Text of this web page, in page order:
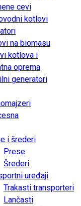
cevi
kotlovi
na biomasu
kotlova i
oprema
generatori
i šrederi
Prese
Šrederi
uređaji
Trakasti transporteri
Lančasti